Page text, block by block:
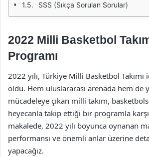
SSS (Sıkça Sorulan Sorular)
2022 Milli Basketbol
Programı
2022 yılı, Türkiye Milli Basketbol
oldu. Hem uluslararası arenada hem de
mücadeleye çıkan milli takım,
heyecanla takip ettiği bir programla
makalede, 2022 yılı boyunca oynanan
performansı ve önemli anlar üzerine
yapacağız.